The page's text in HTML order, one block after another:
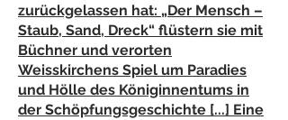
zurückgelassen hat: „Der Mensch –
Staub, Sand, Dreck“ flüstern sie mit
Büchner und verorten
Weisskirchens Spiel um Paradies
und Hölle des Königinnentums in
der Schöpfungsgeschichte [...] Eine